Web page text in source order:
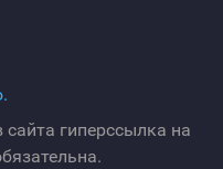
гиперссылка на